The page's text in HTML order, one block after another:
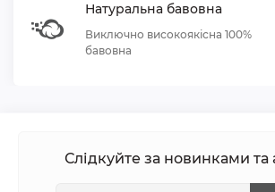
Натуральна бавовна
Виключно високоякісна 100%
бавовна
Слідкуйте за новинками та